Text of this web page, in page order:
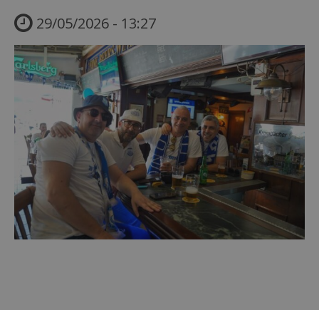
29/05/2026 - 13:27